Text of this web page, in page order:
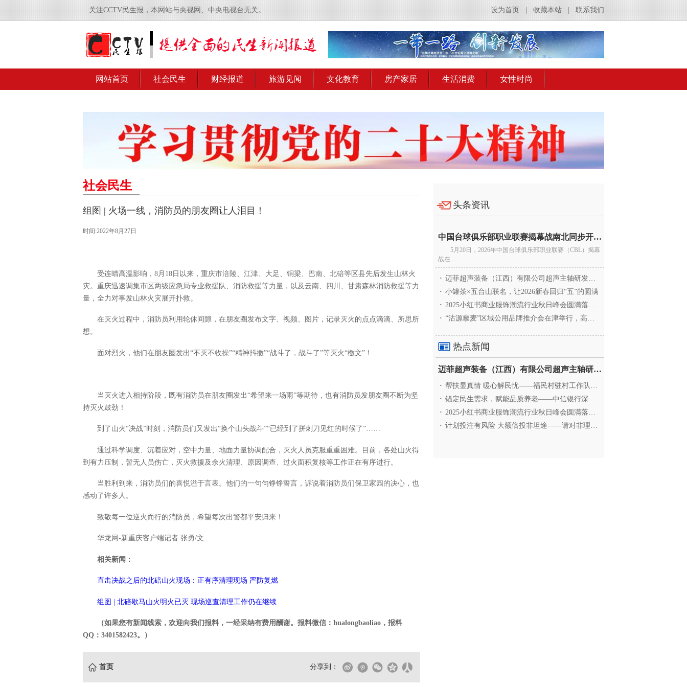
关注CCTV民生报，本网站与央视网、中央电视台无关。 联系我们
收藏本站
设为首页
网站首页 社会民生 财经报道 旅游见闻 文化教育 房产家居 生活消费 女性时尚
社会民生
组图 | 火场一线，消防员的朋友圈让人泪目！
时间:2022年8月27日
受连晴高温影响，8月18日以来，重庆市涪陵、江津、大足、铜梁、巴南、北碚等区县先后发生山林火
灾。重庆迅速调集市区两级应急局专业救援队、消防救援等力量，以及云南、四川、甘肃森林消防救援等力
量，全力对事发山林火灾展开扑救。
在灭火过程中，消防员利用轮休间隙，在朋友圈发布文字、视频、图片，记录灭火的点点滴滴、所思所
想。
面对烈火，他们在朋友圈发出“不灭不收操”“精神抖擞”“战斗了，战斗了”等灭火“檄文”！
当灭火进入相持阶段，既有消防员在朋友圈发出“希望来一场雨”等期待，也有消防员发朋友圈不断为坚
持灭火鼓劲！
到了山火“决战”时刻，消防员们又发出“换个山头战斗”“已经到了拼刺刀见红的时候了”……
通过科学调度、沉着应对，空中力量、地面力量协调配合，灭火人员克服重重困难。目前，各处山火得
到有力压制，暂无人员伤亡，灭火救援及余火清理、原因调查、过火面积复核等工作正在有序进行。
当胜利到来，消防员们的喜悦溢于言表。他们的一句句铮铮誓言，诉说着消防员们保卫家园的决心，也
感动了许多人。
致敬每一位逆火而行的消防员，希望每次出警都平安归来！
华龙网-新重庆客户端记者 张勇/文
相关新闻：
直击决战之后的北碚山火现场：正有序清理现场 严防复燃
组图 | 北碚歇马山火明火已灭 现场巡查清理工作仍在继续
（如果您有新闻线索，欢迎向我们报料，一经采纳有费用酬谢。报料微信：hualongbaoliao，报料
QQ：3401582423。）
首页 分享到：
头条资讯
中国台球俱乐部职业联赛揭幕战南北同步开杆 首届CBL
5月20日，2026年中国台球俱乐部职业联赛（CBL）揭幕
战在 ...
· 迈菲超声装备（江西）有限公司超声主轴研发和生产项
· 小罐茶×五台山联名，让2026新春回归“五”的圆满
· 2025小红书商业服饰潮流行业秋日峰会圆满落幕，携手
· “沽源藜麦”区域公用品牌推介会在津举行，高蛋白产业
热点新闻
迈菲超声装备（江西）有限公司超声主轴研发和生产项
· 帮扶显真情 暖心解民忧——福民村驻村工作队与村委心系
· 锚定民生需求，赋能品质养老——中信银行深圳分行养老
· 2025小红书商业服饰潮流行业秋日峰会圆满落幕，携手
· 计划投注有风险 大额倍投非坦途——请对非理性购彩说“